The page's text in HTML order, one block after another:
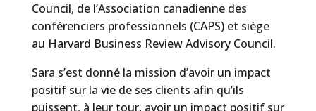
Council, de l’Association canadienne des
conférenciers professionnels (CAPS) et siège
au Harvard Business Review Advisory Council.
Sara s’est donné la mission d’avoir un impact
positif sur la vie de ses clients afin qu’ils
puissent, à leur tour, avoir un impact positif sur